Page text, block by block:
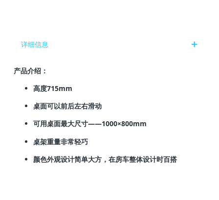
详细信息
产品介绍：
高度715mm
桌面可以前后左右滑动
可用桌面最大尺寸——1000×800mm
桌架重量非常轻巧
颜色外观设计简单大方，在房车整体设计时百搭